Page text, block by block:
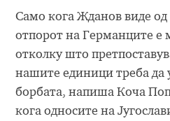
Само кога Жданов виде од
отпорот на Германците е
отколку што
нашите единици треба да
борбата, напиша Коча
кога односите на